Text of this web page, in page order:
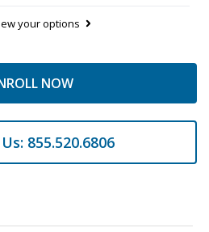
your options
NOW
855.520.6806